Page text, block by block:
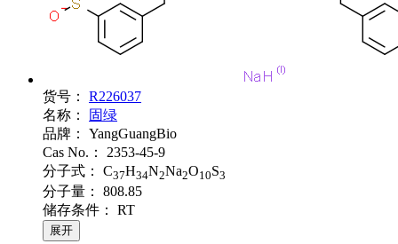
货号：
R226037
名称：
固绿
品牌：
YangGuangBio
Cas No.：
2353-45-9
分子式：
C37H34N2Na2O10S3
分子量：
808.85
储存条件：
RT
展开